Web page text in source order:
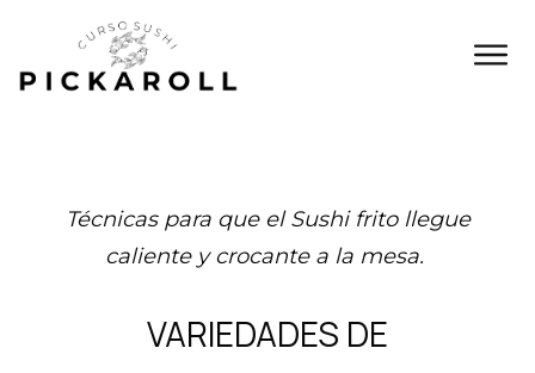
Técnicas para que el Sushi frito llegue
caliente y crocante a la mesa.
VARIEDADES DE